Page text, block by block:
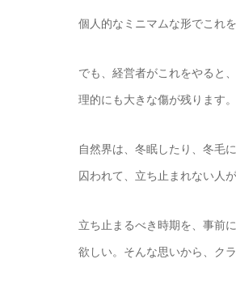
個人的なミニマムな形でこれ
でも、経営者がこれをやると
理的にも大きな傷が残ります。
自然界は、冬眠したり、冬毛
囚われて、立ち止まれない人
立ち止まるべき時期を、事前
欲しい。そんな思いから、ク